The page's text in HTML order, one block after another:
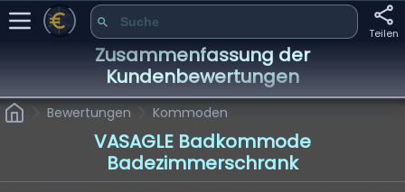
Teilen
Zusammenfassung der
Kundenbewertungen
Bewertungen Kommoden
VASAGLE Badkommode
Badezimmerschrank